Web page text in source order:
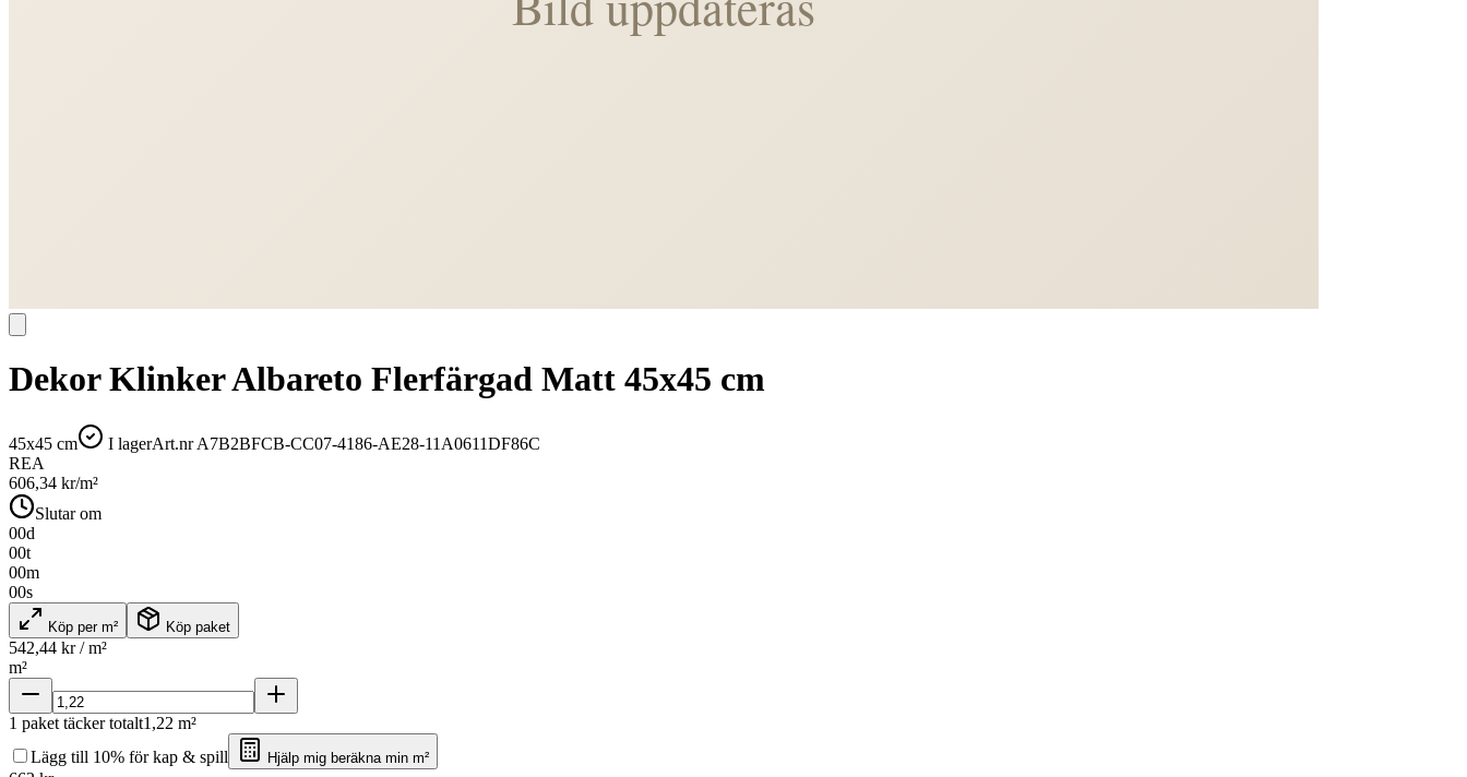
Dekor Klinker Albareto Flerfärgad Matt 45x45 cm
45x45 cm I lagerArt.nrA7B2BFCB-CC07-4186-AE28-11A0611DF86C
REA
606,34 kr/m²
Slutar om
00d
00t
00m
00s
Köp per m² Köp paket
542,44 kr / m²
m²
1 paket täcker totalt1,22 m²
Lägg till 10% för kap & spill
Hjälp mig beräkna min m²